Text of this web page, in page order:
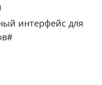
интерфейс для